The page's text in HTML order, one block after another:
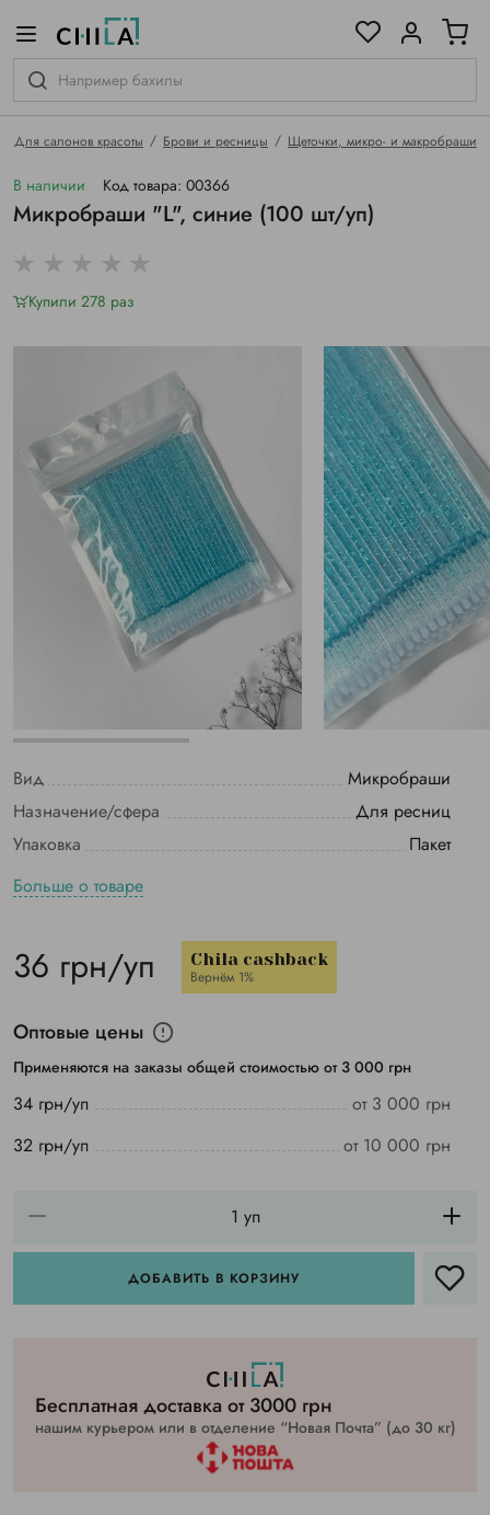
Для салонов красоты Брови и ресницы Щеточки, микро- и макробраши
В наличии Код товара: 00366
Микробраши "L", синие (100 шт/уп)
Купили 278 раз
Вид
Микробраши
Назначение/сфера
Для ресниц
Упаковка
Пакет
Больше о товаре
36 грн/уп Chila cashback
Вернём 1%
Оптовые цены
Применяются на заказы общей стоимостью от 3 000 грн
34 грн/уп
от 3 000 грн
32 грн/уп
от 10 000 грн
ДОБАВИТЬ В КОРЗИНУ
Бесплатная доставка от 3000 грн
нашим курьером или в отделение “Новая Почта” (до 30 кг)
гамме